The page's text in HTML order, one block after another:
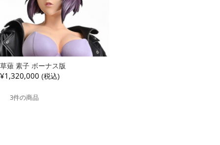
草薙 素子 ボーナス版
¥1,320,000 (税込)
3件の商品